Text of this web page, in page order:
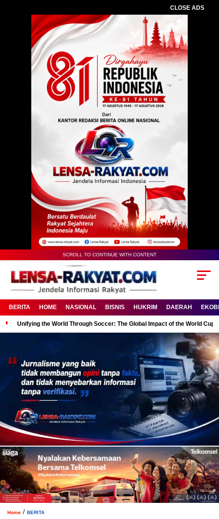
CLOSE ADS
SCROLL TO CONTINUE WITH CONTENT
BERITA HOME NASIONAL BISNIS HUKRIM DAERAH
Unifying the World Through Soccer: The Global Impact of the World Cup
Home / BERITA